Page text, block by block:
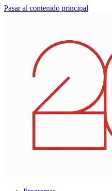
Pasar al contenido principal